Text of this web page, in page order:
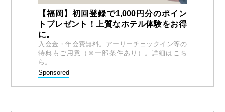
【福岡】初回登録で1,000円分のポイン
トプレゼント！上質なホテル体験をお得
に。
入会金・年会費無料。アーリーチェックイン等の
特典もご用意（※一部条件あり）。詳細はこち
ら。
Sponsored